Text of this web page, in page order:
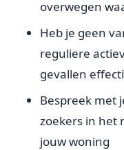
overwegen
Heb je geen
reguliere
gevallen
Bespreek met
zoekers in het
jouw woning